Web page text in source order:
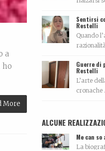
a
ho
More
Sentirsi
Restelli
Quando
Guerre di
Restelli
L’arte
cronache
ALCUNE
Me can
La